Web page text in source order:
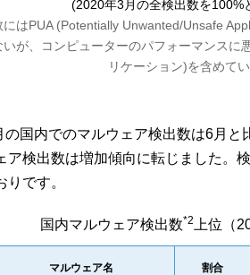
(2020年3月の全検出数を100%
にはPUA (Potentially Unwanted/Unsafe
いが、コンピューターのパフォーマンスに
リケーション)を含めてい
の国内でのマルウェア検出数は6月と
ア検出数は増加傾向に転じました。
りです。
国内マルウェア検出数*2 上位（
マルウェア名 割合